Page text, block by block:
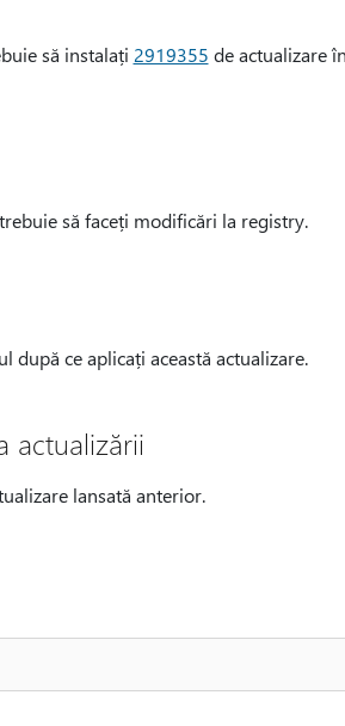
să instalați 2919355 de actualizare
să faceți modificări la registry.
după ce aplicați această actualizare.
actualizării
lansată anterior.